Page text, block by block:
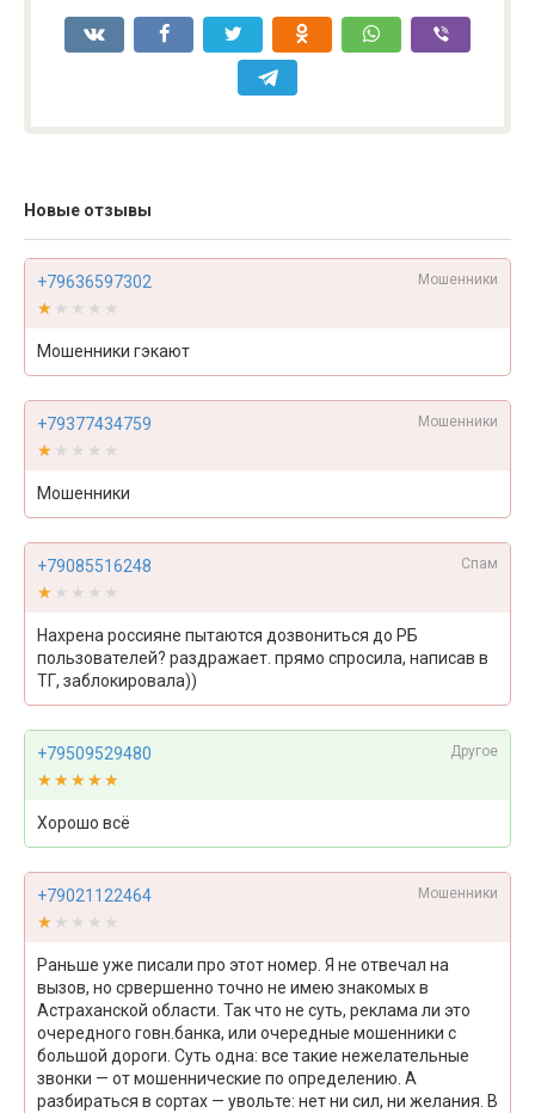
Новые отзывы
+79636597302 Мошенники
★★★★★
★★★★★
Мошенники гэкают
+79377434759 Мошенники
★★★★★
★★★★★
Мошенники
+79085516248 Спам
★★★★★
★★★★★
Нахрена россияне пытаются дозвониться до РБ
пользователей? раздражает. прямо спросила, написав в
ТГ, заблокировала))
+79509529480 Другое
★★★★★
★★★★★
Хорошо всё
+79021122464 Мошенники
★★★★★
★★★★★
Раньше уже писали про этот номер. Я не отвечал на
вызов, но срвершенно точно не имею знакомых в
Астраханской области. Так что не суть, реклама ли это
очередного говн.банка, или очередные мошенники с
большой дороги. Суть одна: все такие нежелательные
звонки — от мошеннические по определению. А
разбираться в сортах — увольте: нет ни сил, ни желания. В